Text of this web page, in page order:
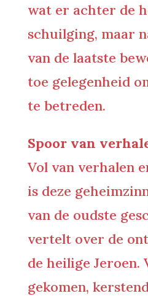
wat er achter de
schuilging, maar
van de laatste
toe gelegenheid
te betreden.
Spoor van
Vol van verhalen
is deze
van de oudste
vertelt over de
de heilige Jeroen.
gekomen,